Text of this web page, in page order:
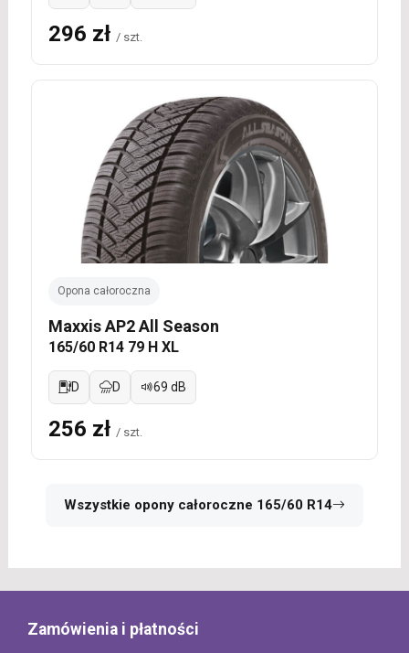
296 zł / szt.
Opona całoroczna
Maxxis AP2 All Season
165/60 R14 79 H XL
D D 69 dB
256 zł / szt.
Wszystkie opony całoroczne 165/60 R14
Zamówienia i płatności